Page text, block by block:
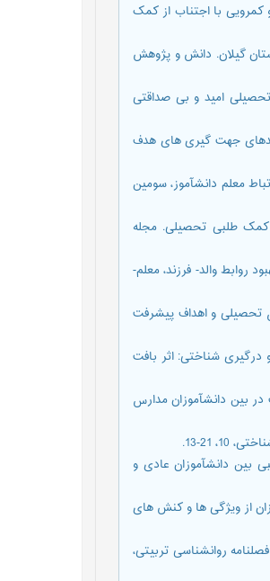
جهت گیری هدف پیشرفت و کمرویی با اجتناب از کمک
استان گیلان. دانش و پژوهش
و فولاد چنگ، مجبوبه. (1398). رابطه هیجان تحصیلی امید و بی صداقتی
مدل یابی پیشایندها و پسایندهای جهت گیری های هدف
روانسنجی پرسشنامه ارتباط معلم دانش‏آموز، سومین
و نگرش کمک طلبی تحصیلی. مجله
بر بهبود روابط والد- فرزند، معلم-
بررسی رابطه ی بین انگیزش تحصیلی و اهداف پیشرفت
شناخت و درگیری شناختی: اثر بافت
پیشرفت در بین دانش‏آموزان مدارس
کمک طلبی بین دانش‏آموزان عادی و
ادراک دانش‏آموزان از ویژگی ها و کنش های
فصلنامه روانشناسی تربیتی،